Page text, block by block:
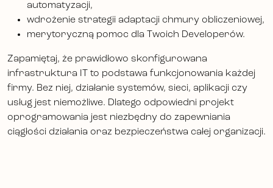
automatyzacji,
wdrożenie strategii adaptacji chmury obliczeniowej,
merytoryczną pomoc dla Twoich Developerów.
Zapamiętaj, że prawidłowo skonfigurowana
infrastruktura IT to podstawa funkcjonowania każdej
firmy. Bez niej, działanie systemów, sieci, aplikacji czy
usług jest niemożliwe. Dlatego odpowiedni projekt
oprogramowania jest niezbędny do zapewniania
ciągłości działania oraz bezpieczeństwa całej organizacji.